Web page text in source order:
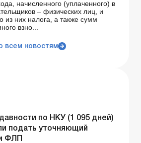
начисленного (уплаченного) в
– физических лиц, и
из них налога, а также сумм
взно...
всем новостям
по НКУ (1 095 дней)
подать уточняющий
ФЛП